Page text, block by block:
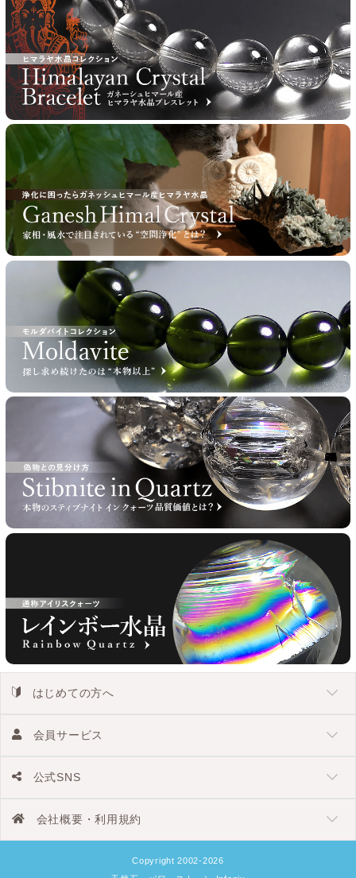
はじめての方へ
会員サービス
公式SNS
会社概要・利用規約
Copyright 2002-2026